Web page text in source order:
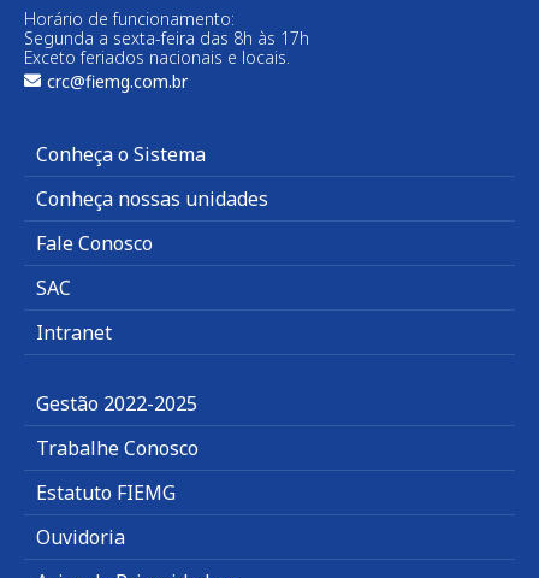
Horário de funcionamento:
Segunda a sexta-feira das 8h às 17h
Exceto feriados nacionais e locais.
crc@fiemg.com.br
Conheça o Sistema
Conheça nossas unidades
Fale Conosco
SAC
Intranet
Gestão 2022-2025
Trabalhe Conosco
Estatuto FIEMG
Ouvidoria